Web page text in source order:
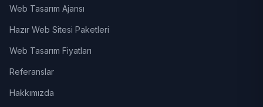
Web Tasarım Ajansı
Hazır Web Sitesi Paketleri
Web Tasarım Fiyatları
Referanslar
Hakkımızda